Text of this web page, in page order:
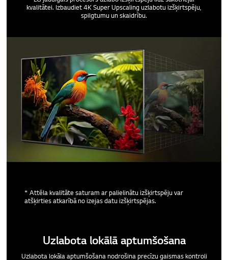
kvalitātei. Izbaudiet 4K Super Upscaling uzlabotu izšķirtspēju,
spilgtumu un skaidrību.
* Attēla kvalitāte saturam ar palielinātu izšķirtspēju var
atšķirties atkarībā no izejas datu izšķirtspējas.
Uzlabota lokālā aptumšošana
Uzlabota lokāla aptumšošana nodrošina precīzu gaismas kontroli